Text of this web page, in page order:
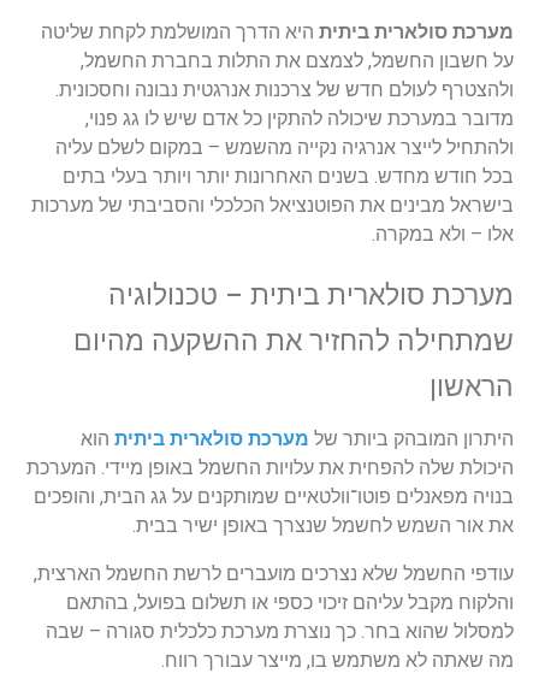
מערכת סולארית ביתית היא הדרך המושלמת לקחת שליטה
על חשבון החשמל, לצמצם את התלות בחברת החשמל,
ולהצטרף לעולם חדש של צרכנות אנרגטית נבונה וחסכונית.
מדובר במערכת שיכולה להתקין כל אדם שיש לו גג פנוי,
ולהתחיל לייצר אנרגיה נקייה מהשמש – במקום לשלם עליה
בכל חודש מחדש. בשנים האחרונות יותר ויותר בעלי בתים
בישראל מבינים את הפוטנציאל הכלכלי והסביבתי של מערכות
אלו – ולא במקרה.
מערכת סולארית ביתית – טכנולוגיה
שמתחילה להחזיר את ההשקעה מהיום
הראשון
היתרון המובהק ביותר של מערכת סולארית ביתית הוא
היכולת שלה להפחית את עלויות החשמל באופן מיידי. המערכת
בנויה מפאנלים פוטו־וולטאיים שמותקנים על גג הבית, והופכים
את אור השמש לחשמל שנצרך באופן ישיר בבית.
עודפי החשמל שלא נצרכים מועברים לרשת החשמל הארצית,
והלקוח מקבל עליהם זיכוי כספי או תשלום בפועל, בהתאם
למסלול שהוא בחר. כך נוצרת מערכת כלכלית סגורה – שבה
מה שאתה לא משתמש בו, מייצר עבורך רווח.